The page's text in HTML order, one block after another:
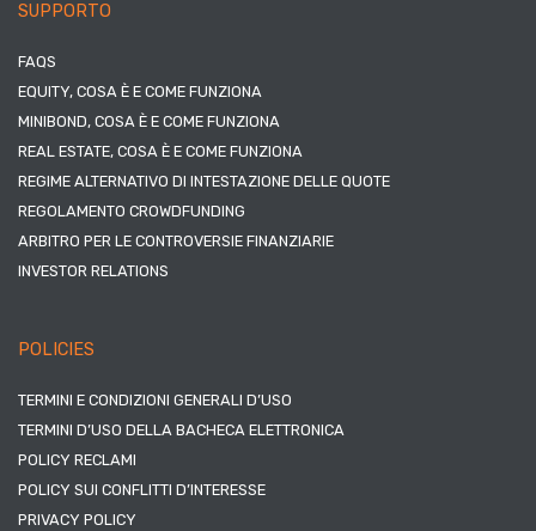
SUPPORTO
FAQS
EQUITY, COSA È E COME FUNZIONA
MINIBOND, COSA È E COME FUNZIONA
REAL ESTATE, COSA È E COME FUNZIONA
REGIME ALTERNATIVO DI INTESTAZIONE DELLE QUOTE
REGOLAMENTO CROWDFUNDING
ARBITRO PER LE CONTROVERSIE FINANZIARIE
INVESTOR RELATIONS
POLICIES
TERMINI E CONDIZIONI GENERALI D’USO
TERMINI D’USO DELLA BACHECA ELETTRONICA
POLICY RECLAMI
POLICY SUI CONFLITTI D’INTERESSE
PRIVACY POLICY